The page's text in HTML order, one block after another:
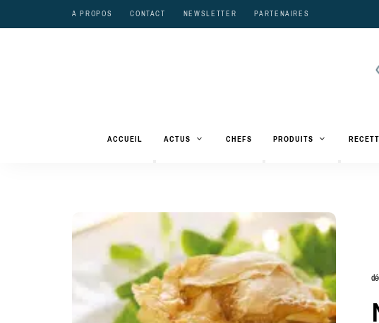
A PROPOS CONTACT NEWSLETTER PARTENAIRES
ACCUEIL ACTUS CHEFS PRODUITS